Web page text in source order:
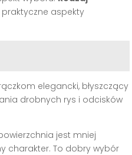
praktyczne aspekty
elegancki, błyszczący
drobnych rys i odcisków
jest mniej
charakter. To dobry wybór